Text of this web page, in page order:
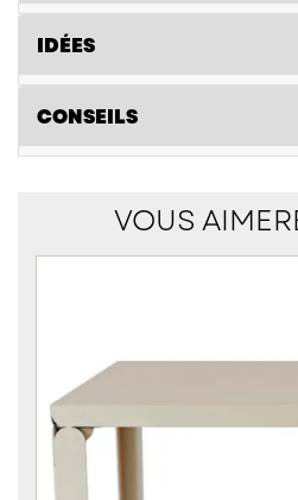
IDÉES
CONSEILS
VOUS